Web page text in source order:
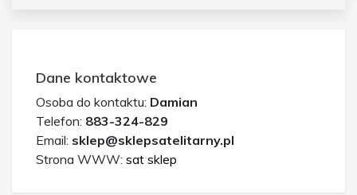
Dane kontaktowe
Osoba do kontaktu: Damian
Telefon: 883-324-829
Email: sklep@sklepsatelitarny.pl
Strona WWW: sat sklep